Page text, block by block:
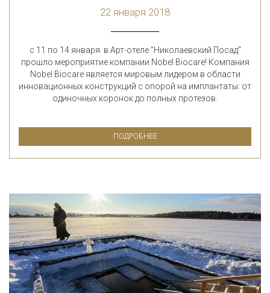
22 января 2018
с 11 по 14 января в Арт-отеле "Николаевский Посад"
прошло мероприятие компании Nobel Biocare! Компания
Nobel Biocare является мировым лидером в области
инновационных конструкций с опорой на имплантаты: от
одиночных коронок до полных протезов.
ПОДРОБНЕЕ